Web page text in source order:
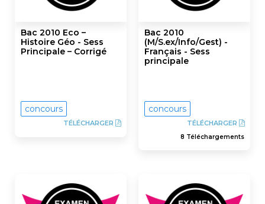
Bac 2010 Eco –
Histoire Géo - Sess
Principale – Corrigé
concours
TÉLÉCHARGER
Bac 2010
(M/S.ex/Info/Gest) -
Français - Sess
principale
concours
TÉLÉCHARGER
8 Téléchargements